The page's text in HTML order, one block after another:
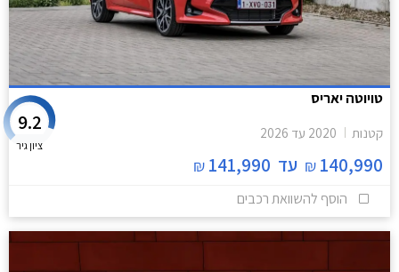
טויוטה יאריס
קטנות 2020 עד 2026
140,990
₪ עד 141,990
₪
9.2
ציון גיר
הוסף להשוואת רכבים